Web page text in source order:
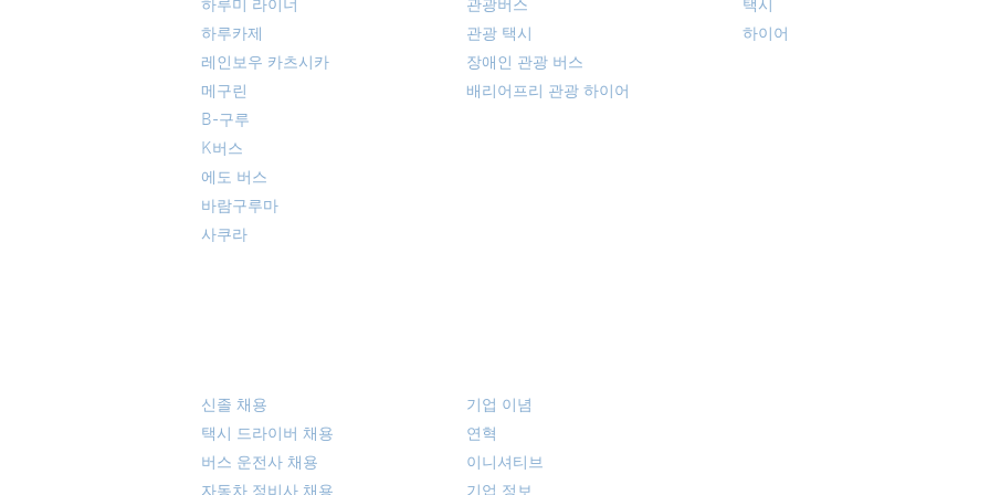
하루미 라이너
하루카제
레인보우 카츠시카
메구린
B-구루
K버스
에도 버스
​바람구루마
​사쿠라
관광버스
관광 택시
장애인 관광 버스
배리어프리 관광 하이어
택시
​하이어
신졸 채용
택시 드라이버 채용
버스 운전사 채용
​자동차 정비사 채용
기업 이념
연혁
이니셔티브
​기업 정보